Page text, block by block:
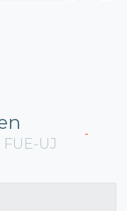
UJ